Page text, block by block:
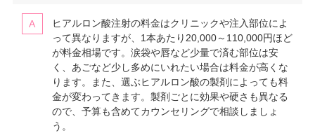
ヒアルロン酸注射の料金はクリニックや注入部位によ
って異なりますが、1本あたり20,000～110,000円ほど
が料金相場です。涙袋や唇など少量で済む部位は安
く、あごなど少し多めにいれたい場合は料金が高くな
ります。また、選ぶヒアルロン酸の製剤によっても料
金が変わってきます。製剤ごとに効果や硬さも異なる
ので、予算も含めてカウンセリングで相談しましょ
う。